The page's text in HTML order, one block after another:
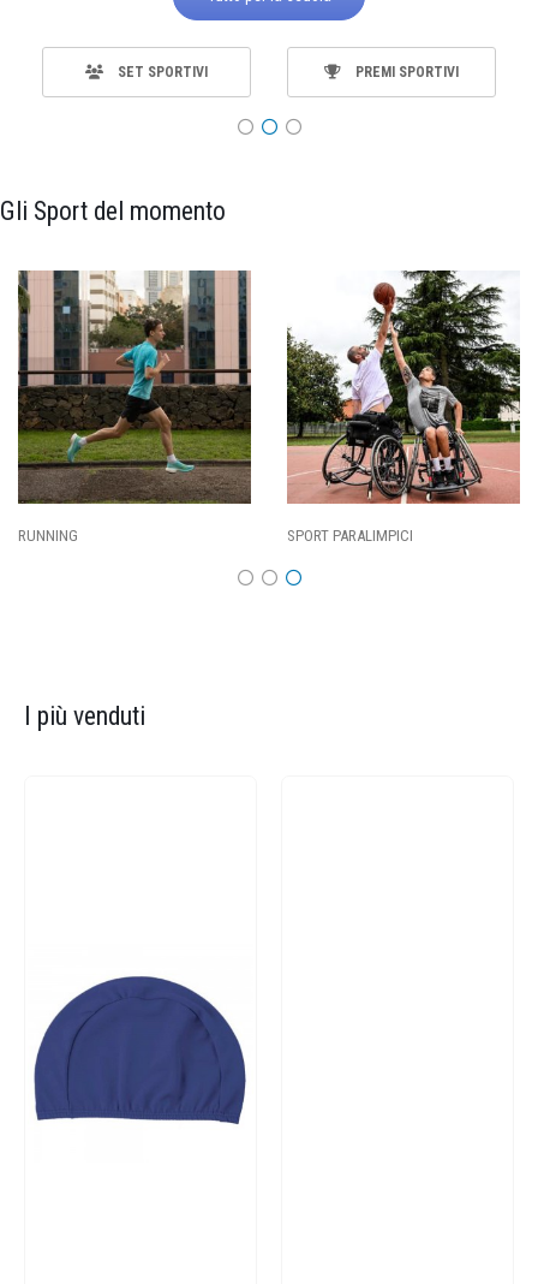
SET SPORTIVI PREMI SPORTIVI
Gli Sport del momento
RUNNING SPORT PARALIMPICI
I più venduti